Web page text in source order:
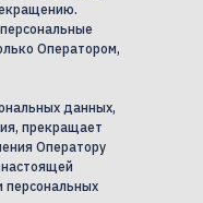
Оператором,
данных,
прекращает
Оператору
настоящей
персональных